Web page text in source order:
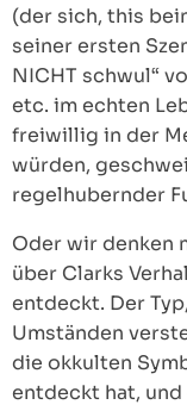
(der sich, this
seiner ersten
NICHT schwul“
etc. im echten
freiwillig in der
würden,
regelhubernder
Oder wir denken
über Clarks
entdeckt. Der
Umständen
die okkulten
entdeckt hat,